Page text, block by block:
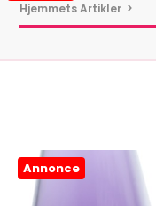
Hjemmets Artikler >
Annonce